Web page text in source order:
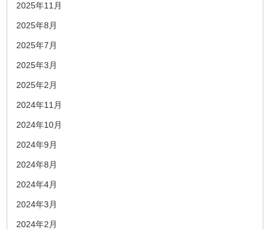
2025年11月
2025年8月
2025年7月
2025年3月
2025年2月
2024年11月
2024年10月
2024年9月
2024年8月
2024年4月
2024年3月
2024年2月